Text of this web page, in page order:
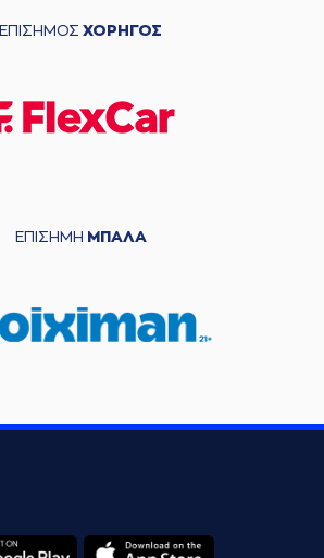
ΕΠΙΣΗΜΟΣ ΧΟΡΗΓΟΣ
ΕΠΙΣΗΜΗ ΜΠΑΛΑ